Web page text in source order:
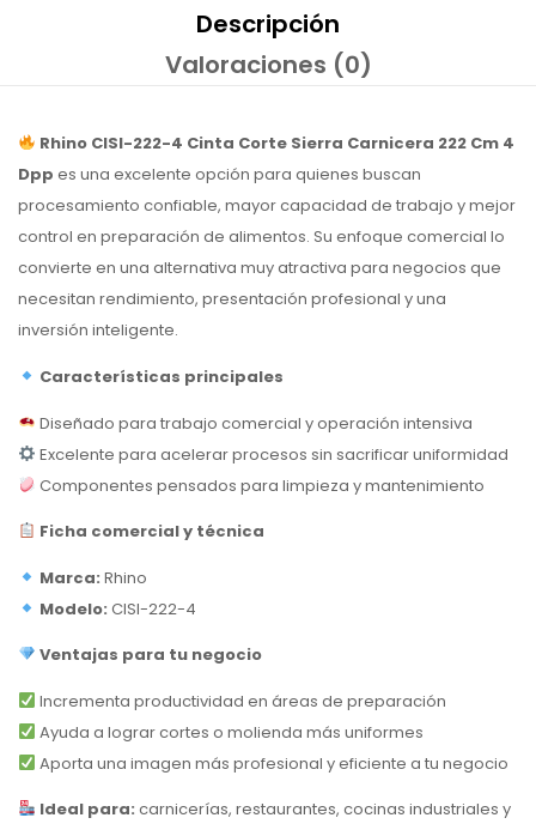
Descripción
Valoraciones (0)
Rhino CISI-222-4 Cinta Corte Sierra Carnicera 222 Cm 4
Dpp es una excelente opción para quienes buscan
procesamiento confiable, mayor capacidad de trabajo y mejor
control en preparación de alimentos. Su enfoque comercial lo
convierte en una alternativa muy atractiva para negocios que
necesitan rendimiento, presentación profesional y una
inversión inteligente.
Características principales
Diseñado para trabajo comercial y operación intensiva
Excelente para acelerar procesos sin sacrificar uniformidad
Componentes pensados para limpieza y mantenimiento
Ficha comercial y técnica
Marca: Rhino
Modelo: CISI-222-4
Ventajas para tu negocio
Incrementa productividad en áreas de preparación
Ayuda a lograr cortes o molienda más uniformes
Aporta una imagen más profesional y eficiente a tu negocio
Ideal para: carnicerías, restaurantes, cocinas industriales y